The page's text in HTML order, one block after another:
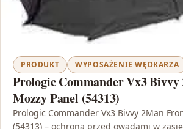
PRODUKT WYPOSAŻENIE WĘDKARZA
Prologic Commander Vx3
Mozzy Panel (54313)
Prologic Commander Vx3 Bivvy 2Man
(54313) – ochrona przed owadami w